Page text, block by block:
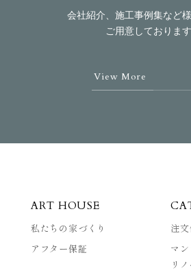
会社紹介、施工事例集など
ご用意しております
View More
ART HOUSE
私たちの家づくり
アフター保証
注
マ
リ